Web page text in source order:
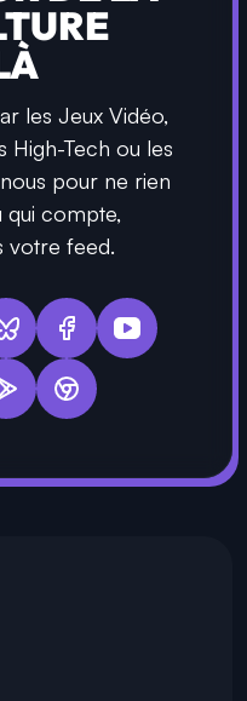
les Jeux Vidéo,
High-Tech ou les
pour ne rien
qui compte,
votre feed.